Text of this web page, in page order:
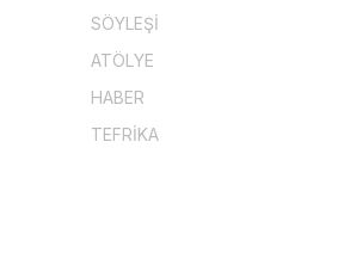
SÖYLEŞİ
ATÖLYE
HABER
TEFRİKA